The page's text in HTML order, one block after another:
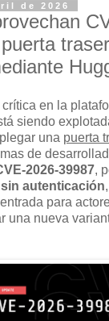
de 2026
en la
siendo
una puerta
de
2026-39987,
autenticación
para
una nueva